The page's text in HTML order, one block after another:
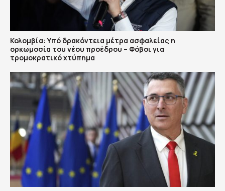
Κολομβία: Υπό δρακόντεια μέτρα ασφαλείας η
ορκωμοσία του νέου προέδρου – Φόβοι για
τρομοκρατικό χτύπημα